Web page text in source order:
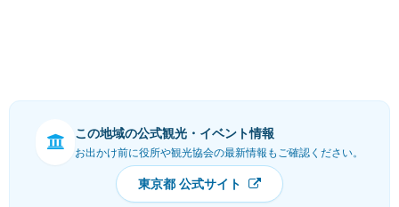
この地域の公式観光・イベント情報
お出かけ前に役所や観光協会の最新情報もご確認ください。
東京都 公式サイト